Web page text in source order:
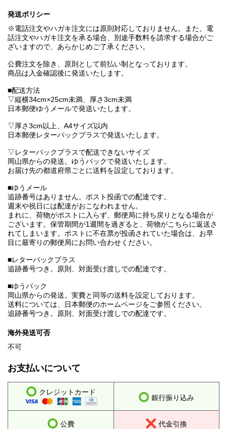
発送ポリシー
※電話注文やハガキ注文には原則対応しておりません。また、電
話注文やハガキ注文を承る場合、別途手数料を請求する場合がご
ざいますので、あらかじめご了承ください。
公費注文を除き、原則として前払い制となっております。
商品は入金確認後に発送いたします。
■配送方法
▽縦横34cm×25cm未満、厚さ3cm未満
日本郵便ゆうメールで発送いたします。
▽厚さ3cm以上、A4サイズ以内
日本郵便レターパックプラスで発送いたします。
▽レターパックプラスで配送できないサイズ
岡山県からの発送。ゆうパックで発送いたします。
お届け先の都道府県ごとに送料を設定しております。
■ゆうメール
追跡番号はありません。ポスト投函での配達です。
週末や祝日には配達がおこなわれません。
まれに、荷物がポストに入らず、郵便局に持ち戻りとなる場合が
ございます。保管期間が1週間を過ぎると、荷物がこちらに返送さ
れてしまいます。ポストに不在票が投函されていた場合は、お早
目に最寄りの郵便局にお問い合わせください。
■レターパックプラス
追跡番号つき。原則、対面受け渡しでの配達です。
■ゆうパック
岡山県からの発送。実費と同等の送料を設定しております。
送料については、日本郵便のホームページをご参照ください。
追跡番号つき。原則、対面受け渡しでの配達です。
海外発送可否
不可
お支払いについて
クレジットカード
銀行振り込み
公費 代金引換